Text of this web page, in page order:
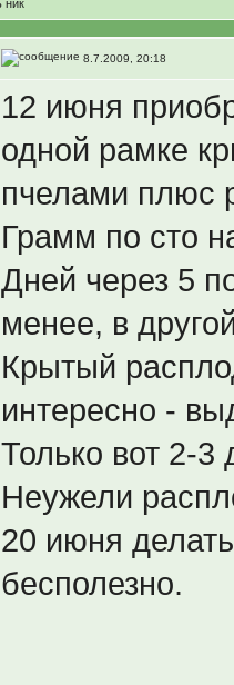
8.7.2009, 20:18
12 июня
одной рамке
пчелами плюс
Грамм по сто
Дней через 5
менее, в
Крытый
интересно -
Только вот 2-3
Неужели
20 июня
бесполезно.